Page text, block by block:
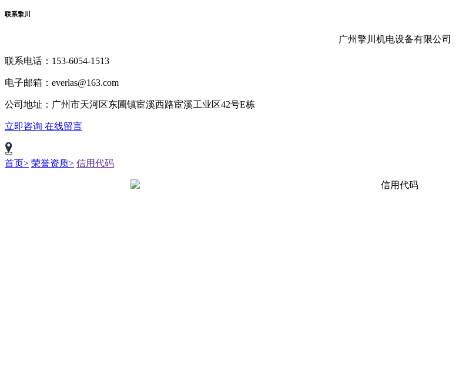
联系擎川
广州擎川机电设备有限公司
联系电话：153-6054-1513
电子邮箱：everlas@163.com
公司地址：广州市天河区东圃镇宦溪西路宦溪工业区42号E栋
立即咨询 在线留言
首页> 荣誉资质> 信用代码